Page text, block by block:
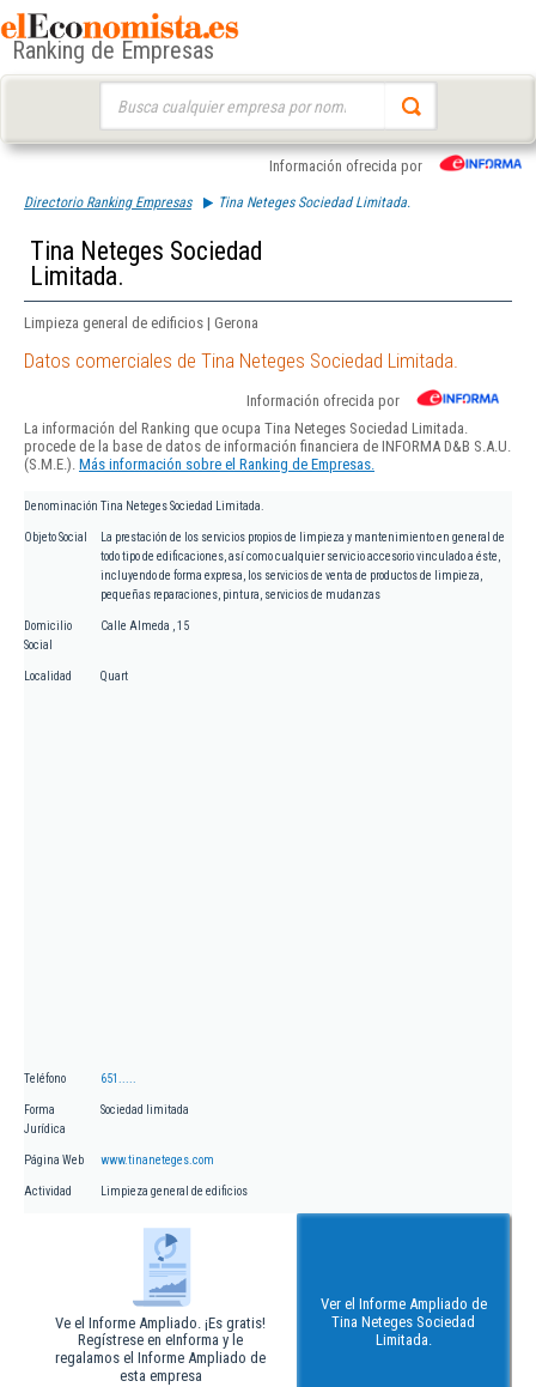
Ranking de Empresas
Información ofrecida por
Directorio Ranking Empresas Tina Neteges Sociedad Limitada.
Tina Neteges Sociedad
Limitada.
Limpieza general de edificios | Gerona
Datos comerciales de Tina Neteges Sociedad Limitada.
Información ofrecida por
La información del Ranking que ocupa Tina Neteges Sociedad Limitada.
procede de la base de datos de información financiera de INFORMA D&B S.A.U.
(S.M.E.). Más información sobre el Ranking de Empresas.
Denominación Tina Neteges Sociedad Limitada.
Objeto Social
La prestación de los servicios propios de limpieza y mantenimiento en general de
todo tipo de edificaciones, así como cualquier servicio accesorio vinculado a éste,
incluyendo de forma expresa, los servicios de venta de productos de limpieza,
pequeñas reparaciones, pintura, servicios de mudanzas
Domicilio
Social
Calle Almeda , 15
Localidad Quart
Teléfono 651.....
Forma
Jurídica
Sociedad limitada
Página Web www.tinaneteges.com
Actividad Limpieza general de edificios
Ve el Informe Ampliado. ¡Es gratis!
Regístrese en eInforma y le
regalamos el Informe Ampliado de
esta empresa
Ver el Informe Ampliado de
Tina Neteges Sociedad
Limitada.